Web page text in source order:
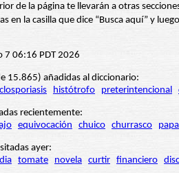
de la página te llevarán a otras
en la casilla que dice “Busca aquí” y
7 06:16 PDT 2026
15.865) añadidas al diccionario:
histótrofo preterintencional
recientemente:
equivocación chuico churrasco
ayer:
tomate novela curtir financiero